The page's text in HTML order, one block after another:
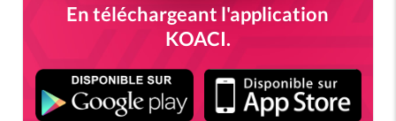
En téléchargeant l'application
KOACI.